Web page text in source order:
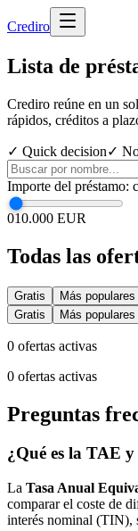
Crediro
Lista de
Crediro reúne en un
rápidos, créditos a
✓ Quick decision✓
Importe del préstamo:
010.000 EUR
Todas las
Gratis Más populares
Gratis
Más populares
0 ofertas activas
0 ofertas activas
Preguntas
¿Qué es la TAE
La Tasa Anual
comparar el coste de
interés nominal (TIN),